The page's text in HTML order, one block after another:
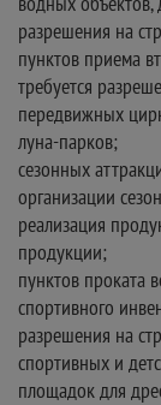
разрешения на
пунктов приема
требуется
передвижных
луна-парков;
сезонных
организации
реализация
продукции;
пунктов проката
спортивного
разрешения на
спортивных и
площадок для